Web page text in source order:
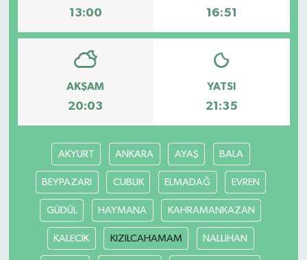
13:00 16:51
AKŞAM
20:03
YATSI
21:35
AKYURT ANKARA AYAŞ BALA
BEYPAZARI CUBUK ELMADAĞ EVREN
GÜDÜL HAYMANA KAHRAMANKAZAN
KALECİK KIZILCAHAMAM NALLIHAN